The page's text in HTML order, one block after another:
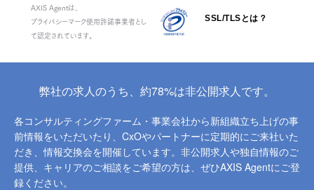
AXIS Agentは、
プライバシーマーク使用許諾事業者とし
て認定されています。
SSL/TLSとは？
弊社の求人のうち、約78%は非公開求人です。
各コンサルティングファーム・事業会社から新組織立ち上げの事
前情報をいただいたり、 CxOやパートナーに定期的にご来社いた
だき、情報交換会を開催しています。 非公開求人や独自情報のご
提供、キャリアのご相談をご希望の方は、ぜひAXIS Agentにご登
録ください。